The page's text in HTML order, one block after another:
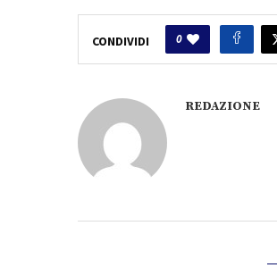
CONDIVIDI 0
REDAZIONE